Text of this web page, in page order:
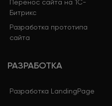
Перенос сайта на 1С-
Битрикс
Разработка прототипа
сайта
РАЗРАБОТКА
Разработка LandingPage